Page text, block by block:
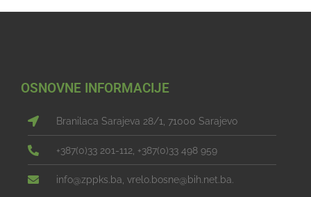
OSNOVNE INFORMACIJE
Branilaca Sarajeva 28/1, 71000 Sarajevo
+387(0)33 201-112, +387(0)33 498 959
info@zppks.ba, vrelo.bosne@bih.net.ba.